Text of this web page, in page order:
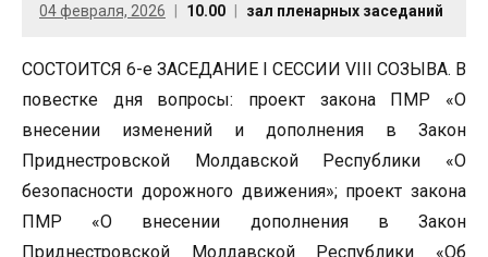
04 февраля, 2026 10.00 зал пленарных заседаний
СОСТОИТСЯ 6-е ЗАСЕДАНИЕ I СЕССИИ VIII СОЗЫВА. В
повестке дня вопросы: проект закона ПМР «О
внесении изменений и дополнения в Закон
Приднестровской Молдавской Республики «О
безопасности дорожного движения»; проект закона
ПМР «О внесении дополнения в Закон
Приднестровской Молдавской Республики «Об